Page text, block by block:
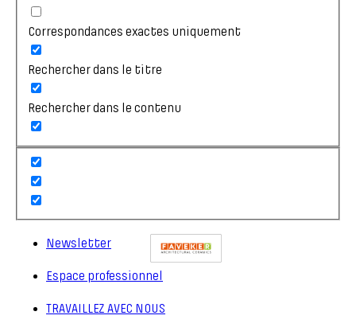
Correspondances exactes uniquement
Rechercher dans le titre
Rechercher dans le contenu
Newsletter
Espace professionnel
TRAVAILLEZ AVEC NOUS